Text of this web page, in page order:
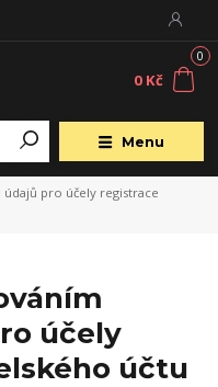
Menu
0
0 Kč
pro účely registrace
účely
účtu